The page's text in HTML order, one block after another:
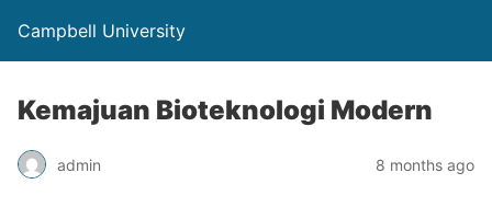
Campbell University
Kemajuan Bioteknologi Modern
admin 8 months ago